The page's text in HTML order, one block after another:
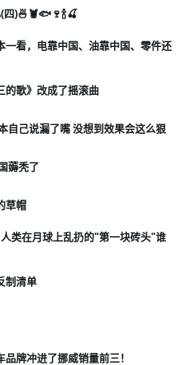
人心(四)🍜🦞🐟🍷🍾🍒
一看，电靠中国、油靠中国、零件还
的歌》改成了摇滚曲
自己说漏了嘴 没想到效果会这么狠
薅秃了
草帽
类在月球上乱扔的"第一块砖头"谁
制清单
牌冲进了挪威销量前三！